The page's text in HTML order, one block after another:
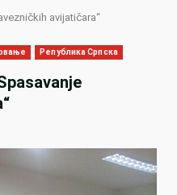
avijatičara“
Република Српска